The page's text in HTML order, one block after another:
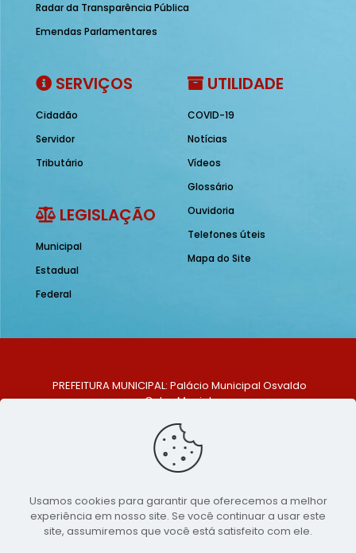
Radar da Transparência Pública
Emendas Parlamentares
SERVIÇOS
Cidadão
Servidor
Tributário
LEGISLAÇÃO
Municipal
Estadual
Federal
UTILIDADE
COVID-19
Notícias
Vídeos
Glossário
Ouvidoria
Telefones úteis
Mapa do Site
PREFEITURA MUNICIPAL: Palácio Municipal Osvaldo
Celso Maciel
Centro, São Bento do Una - PE. CEP: 553370-128
TELEFONE: (81) 99548-1569
E-MAIL: ouvidoria@saobentodouna.pe.gov.br
Copyright 2021-2026 - Assessoria de Comunicação da
Prefeitura de São Bento do Una - PE
Usamos cookies para garantir que oferecemos a melhor
experiência em nosso site. Se você continuar a usar este
site, assumiremos que você está satisfeito com ele.